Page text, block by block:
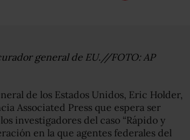
general de EU.//FOTO: AP
de los Estados Unidos, Eric Holder,
Associated Press que espera ser
investigadores del caso “Rápido y
en la que agentes federales del